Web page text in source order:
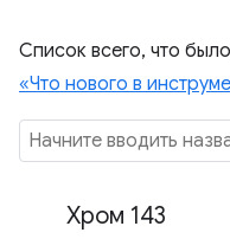
Список всего, что
«Что нового в
Хром 143